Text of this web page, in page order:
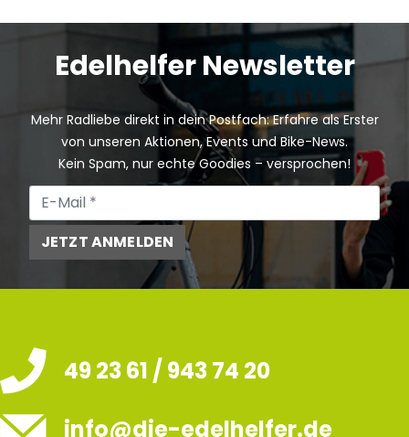
Edelhelfer Newsletter
Mehr Radliebe direkt in dein Postfach: Erfahre als Erster
von unseren Aktionen, Events und Bike-News.
Kein Spam, nur echte Goodies – versprochen!
JETZT ANMELDEN
49 23 61 / 943 74 20
info@die-edelhelfer.de